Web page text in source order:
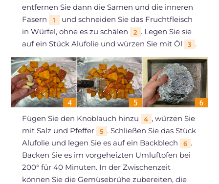
entfernen Sie dann die Samen und die inneren
Fasern
1
und schneiden Sie das Fruchtfleisch
in Würfel, ohne es zu schälen
2 . Legen Sie sie
auf ein Stück Alufolie und würzen Sie mit Öl
3 .
Fügen Sie den Knoblauch hinzu 4 , würzen Sie
mit Salz und Pfeffer
5 . Schließen Sie das Stück
Alufolie und legen Sie es auf ein Backblech
6 .
Backen Sie es im vorgeheizten Umluftofen bei
200° für 40 Minuten. In der Zwischenzeit
können Sie die Gemüsebrühe zubereiten, die